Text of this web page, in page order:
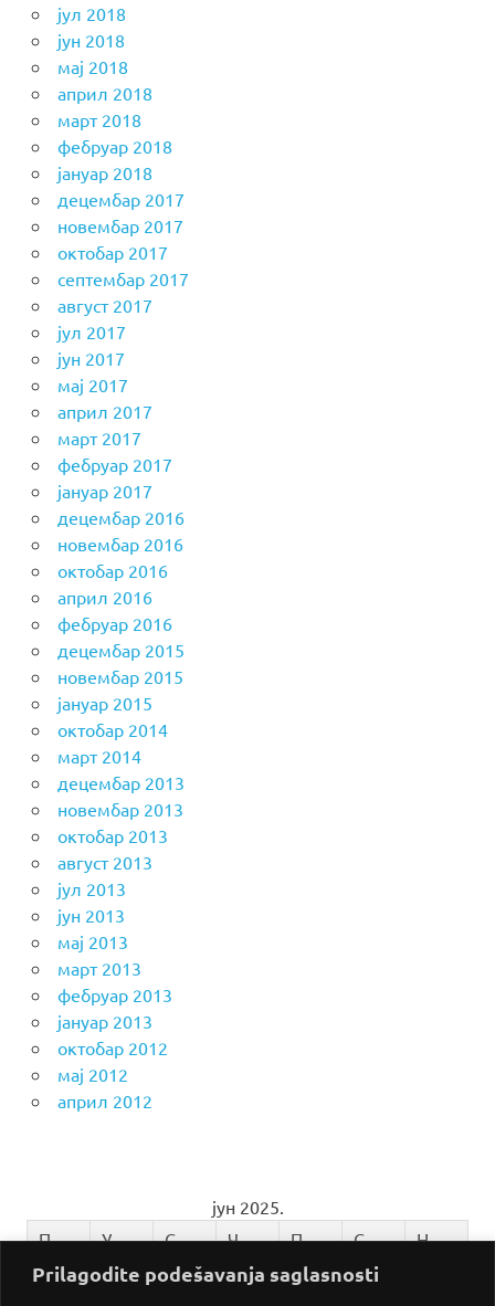
Prilagodite podešavanja saglasnosti
јул 2018
јун 2018
мај 2018
април 2018
март 2018
фебруар 2018
јануар 2018
децембар 2017
новембар 2017
октобар 2017
септембар 2017
август 2017
јул 2017
јун 2017
мај 2017
април 2017
март 2017
фебруар 2017
јануар 2017
децембар 2016
новембар 2016
октобар 2016
април 2016
фебруар 2016
децембар 2015
новембар 2015
јануар 2015
октобар 2014
март 2014
децембар 2013
новембар 2013
октобар 2013
август 2013
јул 2013
јун 2013
мај 2013
март 2013
фебруар 2013
јануар 2013
октобар 2012
мај 2012
април 2012
јун 2025.
П
У С Ч П С
Н